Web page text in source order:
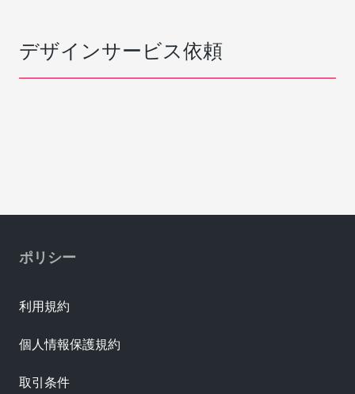
デザインサービス依頼
ポリシー
利用規約
個人情報保護規約
取引条件